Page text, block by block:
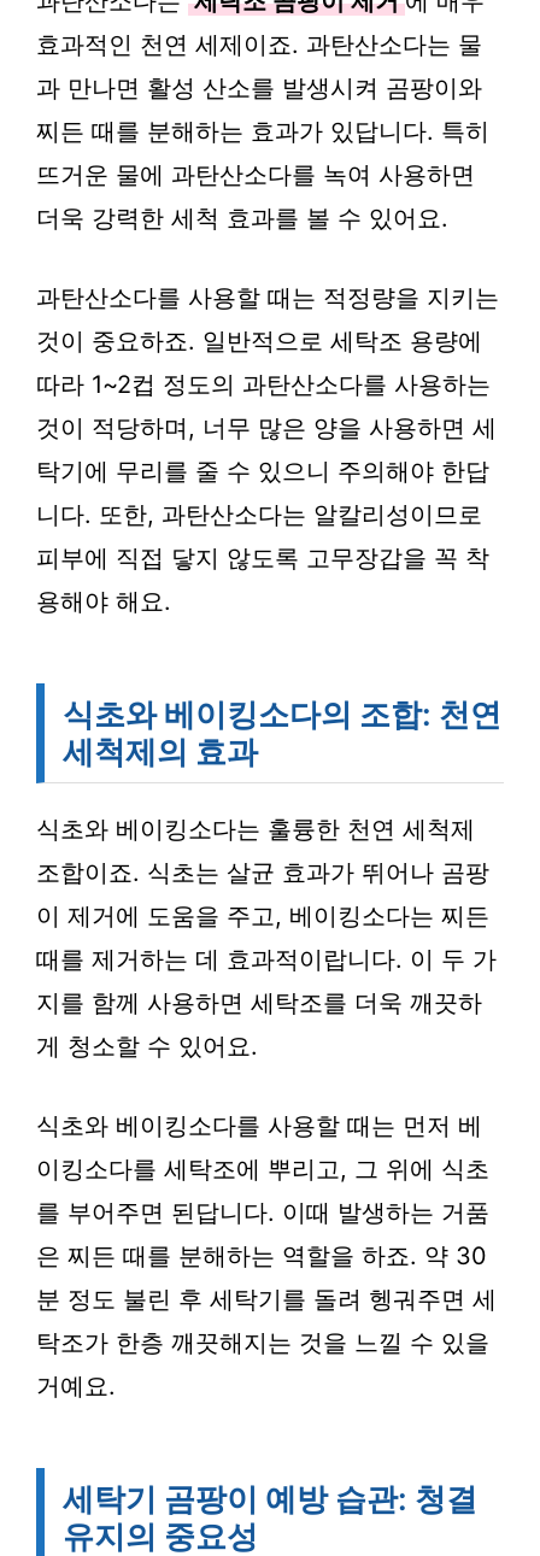
효과적인 천연 세제이죠. 과탄산소다는 물
과 만나면 활성 산소를 발생시켜 곰팡이와
찌든 때를 분해하는 효과가 있답니다. 특히
뜨거운 물에 과탄산소다를 녹여 사용하면
더욱 강력한 세척 효과를 볼 수 있어요.
과탄산소다를 사용할 때는 적정량을 지키는
것이 중요하죠. 일반적으로 세탁조 용량에
따라 1~2컵 정도의 과탄산소다를 사용하는
것이 적당하며, 너무 많은 양을 사용하면 세
탁기에 무리를 줄 수 있으니 주의해야 한답
니다. 또한, 과탄산소다는 알칼리성이므로
피부에 직접 닿지 않도록 고무장갑을 꼭 착
용해야 해요.
식초와 베이킹소다의 조합: 천연
세척제의 효과
식초와 베이킹소다는 훌륭한 천연 세척제
조합이죠. 식초는 살균 효과가 뛰어나 곰팡
이 제거에 도움을 주고, 베이킹소다는 찌든
때를 제거하는 데 효과적이랍니다. 이 두 가
지를 함께 사용하면 세탁조를 더욱 깨끗하
게 청소할 수 있어요.
식초와 베이킹소다를 사용할 때는 먼저 베
이킹소다를 세탁조에 뿌리고, 그 위에 식초
를 부어주면 된답니다. 이때 발생하는 거품
은 찌든 때를 분해하는 역할을 하죠. 약 30
분 정도 불린 후 세탁기를 돌려 헹궈주면 세
탁조가 한층 깨끗해지는 것을 느낄 수 있을
거예요.
세탁기 곰팡이 예방 습관: 청결
유지의 중요성